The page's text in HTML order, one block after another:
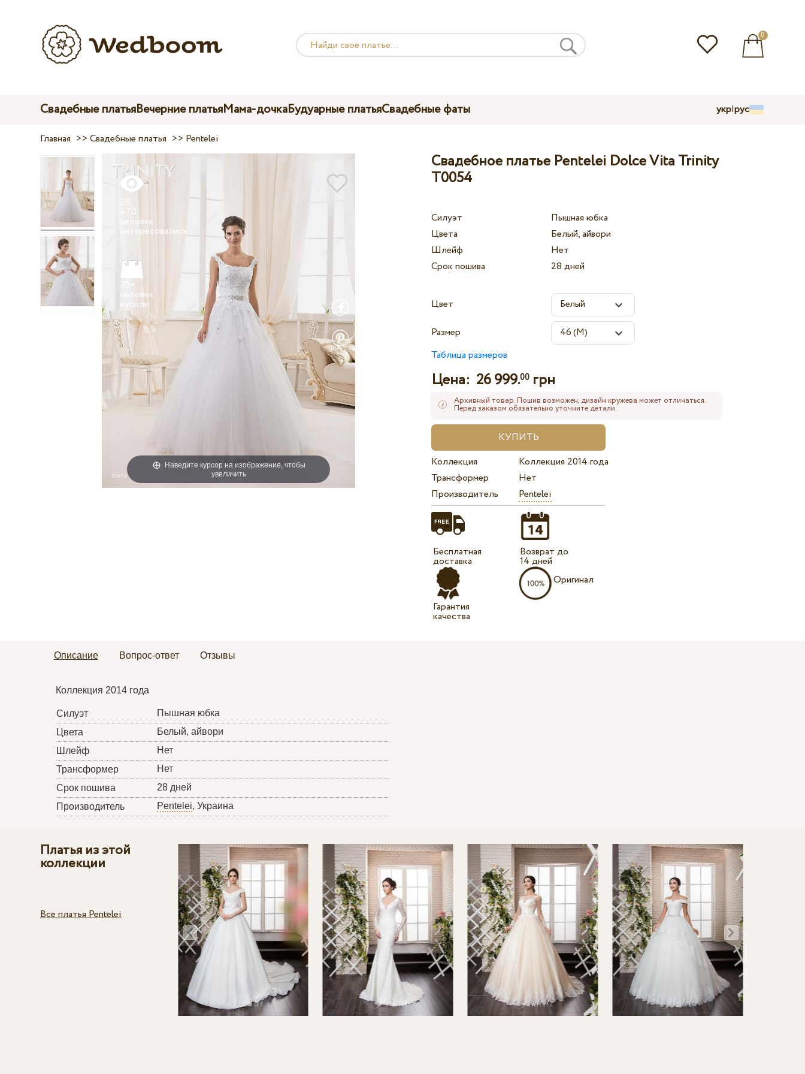
0
Свадебные платьяВечерние платьяМама-дочкаБудуарные платьяСвадебные фаты укр|рус
Главная >>Свадебные платья >> Pentelei
Наведите курсор на изображение, чтобы
увеличить
29
470
человек
30+
человек
Свадебное платье Pentelei Dolce Vita Trinity
T0054
Силуэт
Пышная юбка
Цвета
Белый, айвори
Шлейф
Нет
Срок пошива
28 дней
Цвет
Размер
Таблица размеров
Цена: 26 999.00 грн
Архивный товар. Пошив возможен, дизайн кружева может отличаться.
Перед заказом обязательно уточните детали.
Коллекция
Коллекция 2014 года
Трансформер
Нет
Производитель
Pentelei
Бесплатная
доставка
Гарантия
качества
Возврат до
14 дней
Оригинал
Описание Вопрос-ответ Отзывы
Коллекция 2014 года
Силуэт
Пышная юбка
Цвета
Белый, айвори
Шлейф
Нет
Трансформер
Нет
Срок пошива
28 дней
Производитель
Pentelei, Украина
Платья из этой
коллекции
Все платья Pentelei